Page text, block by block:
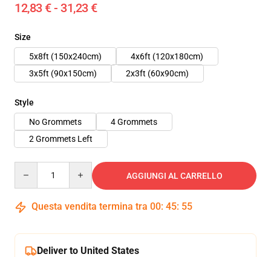
12,83 € - 31,23 €
Size
5x8ft (150x240cm)
4x6ft (120x180cm)
3x5ft (90x150cm)
2x3ft (60x90cm)
Style
No Grommets
4 Grommets
2 Grommets Left
AGGIUNGI AL CARRELLO
Questa vendita termina tra 00: 45: 54
Deliver to United States